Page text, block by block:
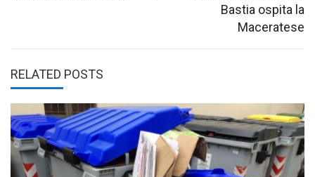
Bastia ospita la
Maceratese
RELATED POSTS